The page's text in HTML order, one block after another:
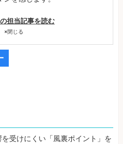
担当記事を読む
×閉じる
受けにくい「風裏ポイント」を